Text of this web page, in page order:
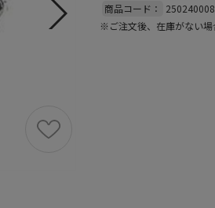
商品コード：
※ご注文後、在庫がない場